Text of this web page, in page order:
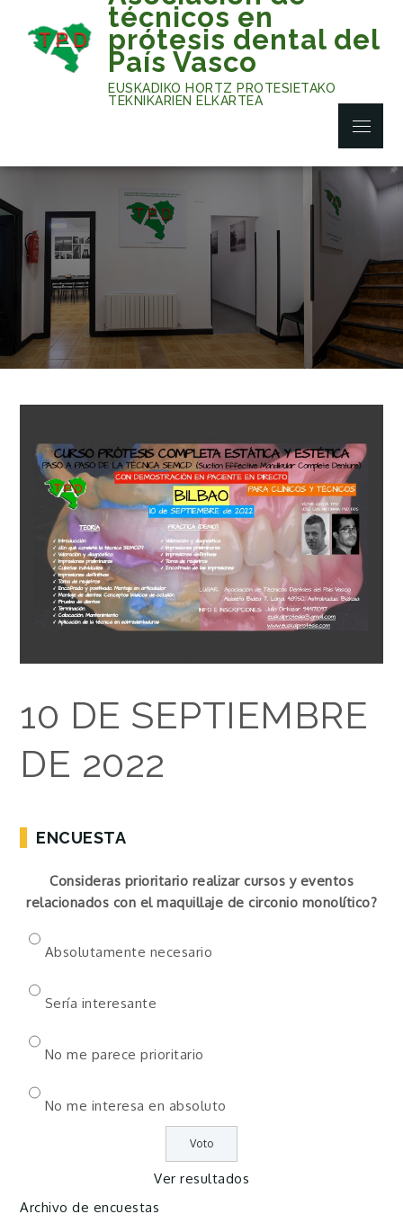
content
técnicos en
prótesis dental del
País Vasco
EUSKADIKO HORTZ PROTESIETAKO
TEKNIKARIEN ELKARTEA
Menu
10 DE SEPTIEMBRE
DE 2022
ENCUESTA
Consideras prioritario realizar cursos y eventos
relacionados con el maquillaje de circonio monolítico?
Absolutamente necesario
Sería interesante
No me parece prioritario
No me interesa en absoluto
Ver resultados
Archivo de encuestas